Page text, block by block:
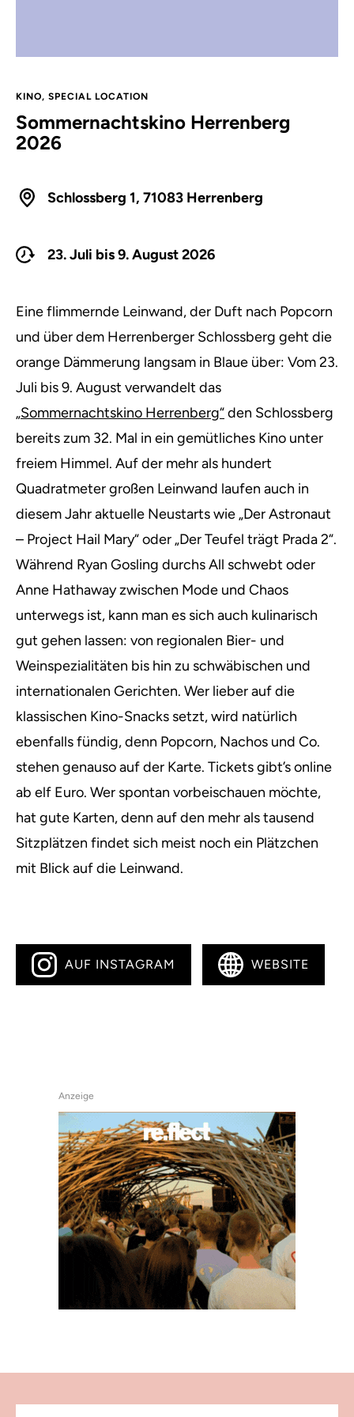
KINO, SPECIAL LOCATION
Sommernachtskino Herrenberg
2026
Schlossberg 1, 71083 Herrenberg
23. Juli bis 9. August 2026
Eine flimmernde Leinwand, der Duft nach Popcorn
und über dem Herrenberger Schlossberg geht die
orange Dämmerung langsam in Blaue über: Vom 23.
Juli bis 9. August verwandelt das
„Sommernachtskino Herrenberg“den Schlossberg
bereits zum 32. Mal in ein gemütliches Kino unter
freiem Himmel. Auf der mehr als hundert
Quadratmeter großen Leinwand laufen auch in
diesem Jahr aktuelle Neustarts wie „Der Astronaut
– Project Hail Mary“ oder „Der Teufel trägt Prada 2“.
Während Ryan Gosling durchs All schwebt oder
Anne Hathaway zwischen Mode und Chaos
unterwegs ist, kann man es sich auch kulinarisch
gut gehen lassen: von regionalen Bier- und
Weinspezialitäten bis hin zu schwäbischen und
internationalen Gerichten. Wer lieber auf die
klassischen Kino-Snacks setzt, wird natürlich
ebenfalls fündig, denn Popcorn, Nachos und Co.
stehen genauso auf der Karte. Tickets gibt’s online
ab elf Euro. Wer spontan vorbeischauen möchte,
hat gute Karten, denn auf den mehr als tausend
Sitzplätzen findet sich meist noch ein Plätzchen
mit Blick auf die Leinwand.
AUF INSTAGRAM WEBSITE
Anzeige